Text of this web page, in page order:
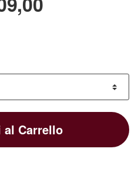
al Carrello